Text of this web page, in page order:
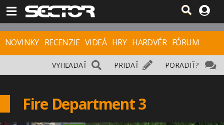
NOVINKY RECENZIE VIDEÁ HRY HARDVÉR FÓRUM
PORADIŤ?
PRIDAŤ
VYHĽADAŤ
Fire Department 3